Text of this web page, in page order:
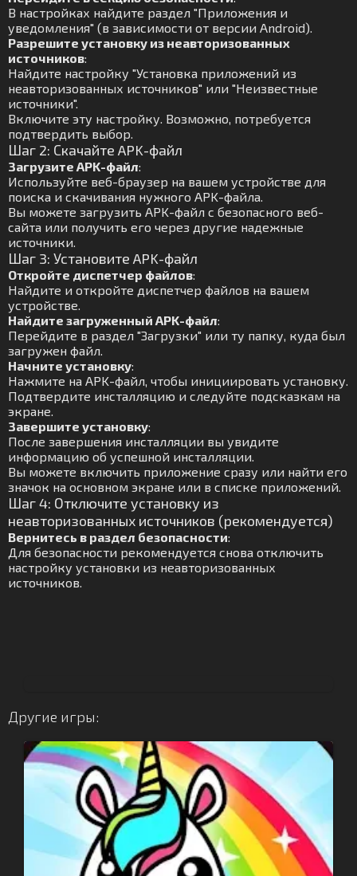
В настройках найдите раздел "Приложения и
уведомления" (в зависимости от версии Android).
Разрешите установку из неавторизованных
источников:
Найдите настройку "Установка приложений из
неавторизованных источников" или "Неизвестные
источники".
Включите эту настройку. Возможно, потребуется
подтвердить выбор.
Шаг 2: Скачайте APK-файл
Загрузите APK-файл:
Используйте веб-браузер на вашем устройстве для
поиска и скачивания нужного APK-файла.
Вы можете загрузить APK-файл с безопасного веб-
сайта или получить его через другие надежные
источники.
Шаг 3: Установите APK-файл
Откройте диспетчер файлов:
Найдите и откройте диспетчер файлов на вашем
устройстве.
Найдите загруженный APK-файл:
Перейдите в раздел "Загрузки" или ту папку, куда был
загружен файл.
Начните установку:
Нажмите на APK-файл, чтобы инициировать установку.
Подтвердите инсталляцию и следуйте подсказкам на
экране.
Завершите установку:
После завершения инсталляции вы увидите
информацию об успешной инсталляции.
Вы можете включить приложение сразу или найти его
значок на основном экране или в списке приложений.
Шаг 4: Отключите установку из
неавторизованных источников (рекомендуется)
Вернитесь в раздел безопасности:
Для безопасности рекомендуется снова отключить
настройку установки из неавторизованных
источников.
Другие игры: